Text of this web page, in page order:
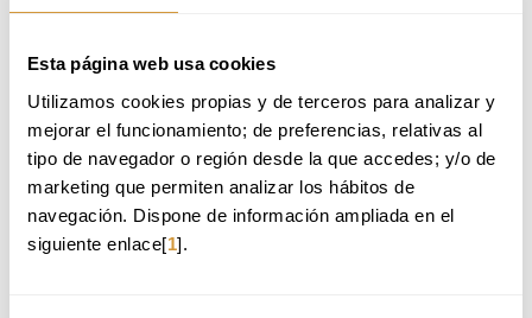
Esta página web usa cookies
Utilizamos cookies propias y de terceros para analizar y
mejorar el funcionamiento; de preferencias, relativas al
tipo de navegador o región desde la que accedes; y/o de
marketing que permiten analizar los hábitos de
navegación. Dispone de información ampliada en el
siguiente enlace[1].
aprobar.
Repetición del examen posible con costo adicional.
EQUIPO DOCENTE
ONNECA GUELBENZU